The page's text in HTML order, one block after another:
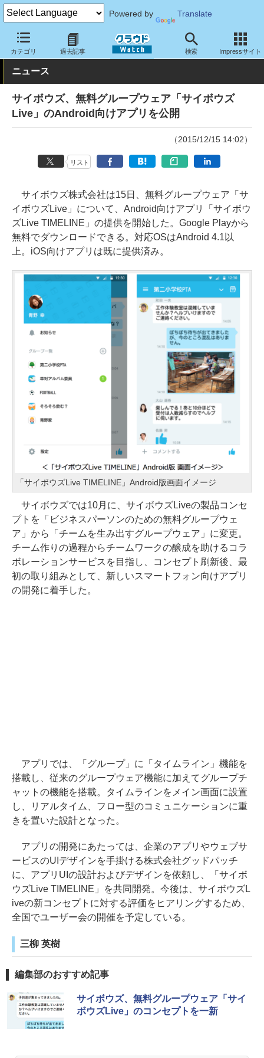
Powered by Translate
カテゴリ 過去記事 検索 Impressサイト
クラウド Watch サービス・ソフト サービス コミュニケーショ
ニュース
サイボウズ、無料グループウェア「サイボウズ
Live」のAndroid向けアプリを公開
（2015/12/15 14:02）
リスト
サイボウズ株式会社は15日、無料グループウェア「サ
イボウズLive」について、Android向けアプリ「サイボウ
ズLive TIMELINE」の提供を開始した。Google Playから
無料でダウンロードできる。対応OSはAndroid 4.1以
上。iOS向けアプリは既に提供済み。
「サイボウズLive TIMELINE」Android版画面イメージ
サイボウズでは10月に、サイボウズLiveの製品コンセ
プトを「ビジネスパーソンのための無料グループウェ
ア」から「チームを生み出すグループウェア」に変更。
チーム作りの過程からチームワークの醸成を助けるコラ
ボレーションサービスを目指し、コンセプト刷新後、最
初の取り組みとして、新しいスマートフォン向けアプリ
の開発に着手した。
アプリでは、「グループ」に「タイムライン」機能を
搭載し、従来のグループウェア機能に加えてグループチ
ャットの機能を搭載。タイムラインをメイン画面に設置
し、リアルタイム、フロー型のコミュニケーションに重
きを置いた設計となった。
アプリの開発にあたっては、企業のアプリやウェブサ
ービスのUIデザインを手掛ける株式会社グッドパッチ
に、アプリUIの設計およびデザインを依頼し、「サイボ
ウズLive TIMELINE」を共同開発。今後は、サイボウズL
iveの新コンセプトに対する評価をヒアリングするため、
全国でユーザー会の開催を予定している。
三柳 英樹
編集部のおすすめ記事
サイボウズ、無料グループウェア「サイ
ボウズLive」のコンセプトを一新